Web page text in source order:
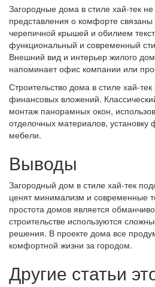
Загородные дома в стиле хай-тек
представления о комфорте
черепичной крышей и обилием
функциональный и современный
Внешний вид и интерьер жилого
напоминает офис компании или
Строительство дома в стиле хай-
финансовых вложений.
монтаж панорамных окон,
отделочных материалов, установку
мебели.
Выводы
Загородный дом в стиле хай-тек
ценят минимализм и современные
простота домов является
строительстве используются
решения. В проекте дома все
комфортной жизни за городом.
Другие статьи